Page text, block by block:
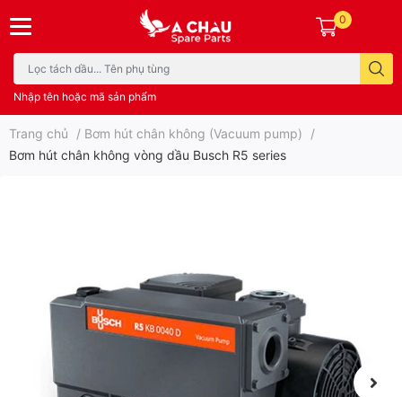
Nhập tên hoặc mã sản phẩm
0
Trang chủ / Bơm hút chân không (Vacuum pump)
/
Bơm hút chân không vòng dầu Busch R5 series